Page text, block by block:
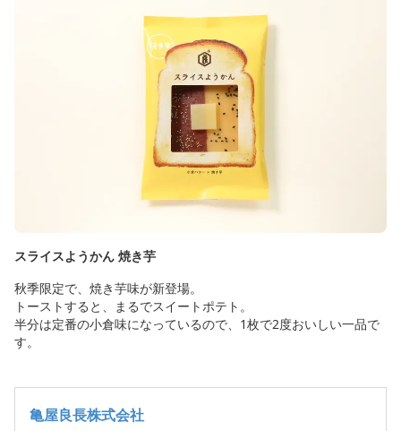
スライスようかん 焼き芋
秋季限定で、焼き芋味が新登場。
トーストすると、まるでスイートポテト。
半分は定番の小倉味になっているので、1枚で2度おいしい一品で
す。
亀屋良長株式会社